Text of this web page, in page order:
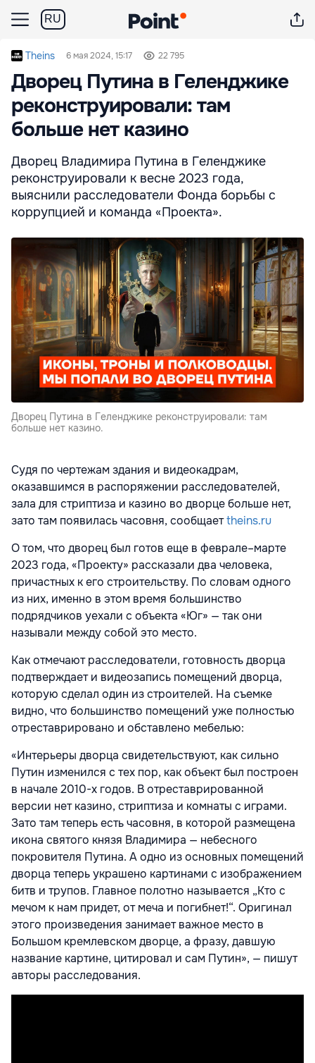
RU
Theins 6 мая 2024, 15:17 22 795
Дворец Путина в Геленджике
реконструировали: там
больше нет казино
Дворец Владимира Путина в Геленджике
реконструировали к весне 2023 года,
выяснили расследователи Фонда борьбы с
коррупцией и команда «Проекта».
Дворец Путина в Геленджике реконструировали: там
больше нет казино.
Судя по чертежам здания и видеокадрам,
оказавшимся в распоряжении расследователей,
зала для стриптиза и казино во дворце больше нет,
зато там появилась часовня, сообщаетtheins.ru
О том, что дворец был готов еще в феврале–марте
2023 года, «Проекту» рассказали два человека,
причастных к его строительству. По словам одного
из них, именно в этом время большинство
подрядчиков уехали с объекта «Юг» — так они
называли между собой это место.
Как отмечают расследователи, готовность дворца
подтверждает и видеозапись помещений дворца,
которую сделал один из строителей. На съемке
видно, что большинство помещений уже полностью
отреставрировано и обставлено мебелью:
«Интерьеры дворца свидетельствуют, как сильно
Путин изменился с тех пор, как объект был построен
в начале 2010-х годов. В отреставрированной
версии нет казино, стриптиза и комнаты с играми.
Зато там теперь есть часовня, в которой размещена
икона святого князя Владимира — небесного
покровителя Путина. А одно из основных помещений
дворца теперь украшено картинами с изображением
битв и трупов. Главное полотно называется „Кто с
мечом к нам придет, от меча и погибнет!“. Оригинал
этого произведения занимает важное место в
Большом кремлевском дворце, а фразу, давшую
название картине, цитировал и сам Путин», — пишут
авторы расследования.